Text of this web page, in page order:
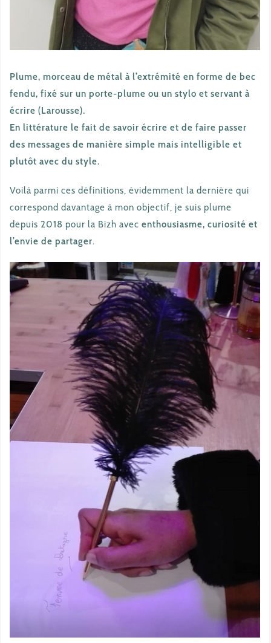
Plume, morceau de métal à l’extrémité en forme de bec
fendu, fixé sur un porte-plume ou un stylo et servant à
écrire (Larousse).
En littérature le fait de savoir écrire et de faire passer
des messages de manière simple mais intelligible et
plutôt avec du style.
Voilà parmi ces définitions, évidemment la dernière qui
correspond davantage à mon objectif, je suis plume
depuis 2018 pour la Bizh avec enthousiasme, curiosité et
l’envie de partager.